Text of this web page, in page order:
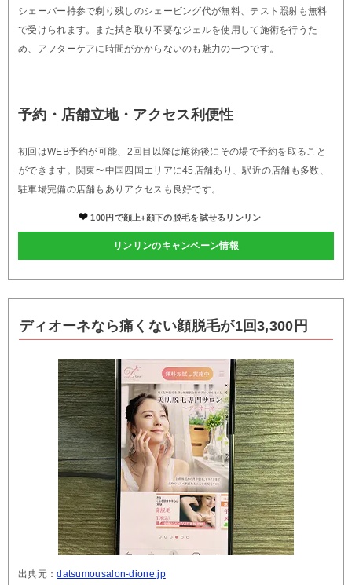
シェーバー持参で剃り残しのシェービング代が無料、テスト照射も無料
で受けられます。また拭き取り不要なジェルを使用して施術を行うた
め、アフターケアに時間がかからないのも魅力の一つです。
予約・店舗立地・アクセス利便性
初回はWEB予約が可能、2回目以降は施術後にその場で予約を取ること
ができます。関東〜中国四国エリアに45店舗あり、駅近の店舗も多数、
駐車場完備の店舗もありアクセスも良好です。
100円で顔上+顔下の脱毛を試せるリンリン
リンリンのキャンペーン情報
ディオーネなら痛くない顔脱毛が1回3,300円
出典元：datsumousalon-dione.jp